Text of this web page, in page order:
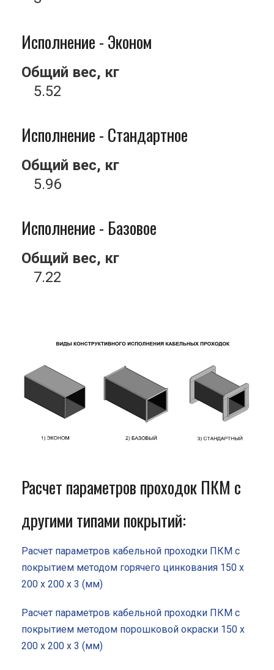
Исполнение - Эконом
Общий вес, кг
5.52
Исполнение - Стандартное
Общий вес, кг
5.96
Исполнение - Базовое
Общий вес, кг
7.22
Расчет параметров проходок ПКМ с
другими типами покрытий:
Расчет параметров кабельной проходки ПКМ с
покрытием методом горячего цинкования 150 x
200 x 200 x 3 (мм)
Расчет параметров кабельной проходки ПКМ с
покрытием методом порошковой окраски 150 x
200 x 200 x 3 (мм)